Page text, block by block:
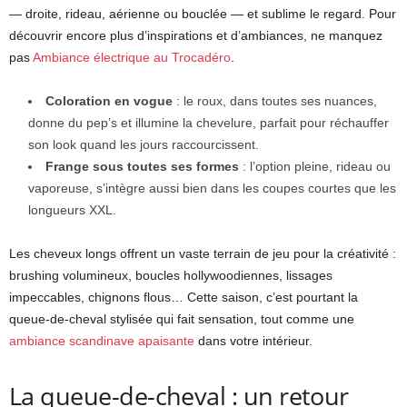
— droite, rideau, aérienne ou bouclée — et sublime le regard. Pour
découvrir encore plus d’inspirations et d’ambiances, ne manquez
pasAmbiance électrique au Trocadéro
Coloration en vogue : le roux, dans toutes ses nuances,
donne du pep’s et illumine la chevelure, parfait pour réchauffer
son look quand les jours raccourcissent.
Frange sous toutes ses formes : l’option pleine, rideau ou
vaporeuse, s’intègre aussi bien dans les coupes courtes que les
longueurs XXL.
Les cheveux longs offrent un vaste terrain de jeu pour la créativité :
brushing volumineux, boucles hollywoodiennes, lissages
impeccables, chignons flous… Cette saison, c’est pourtant la
queue-de-cheval stylisée qui fait sensation, tout comme une
ambiance scandinave apaisante dans votre intérieur.
La queue-de-cheval : un retour